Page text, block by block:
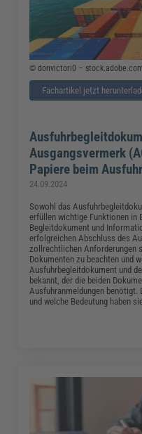
©donvictori0 – stock.adobe.com
Fachartikel jetzt
Ausgangsvermerk
Papiere beim
24.09.2024
Sowohl das
erfüllen wichtige Funktionen in
Begleitdokument und
erfolgreichen Abschluss des
zollrechtlichen Anforderungen
Dokumenten zu beachten und
Ausfuhrbegleitdokument und
bekannt, der die beiden
Ausfuhranmeldungen benötigt.
und welche Bedeutung haben